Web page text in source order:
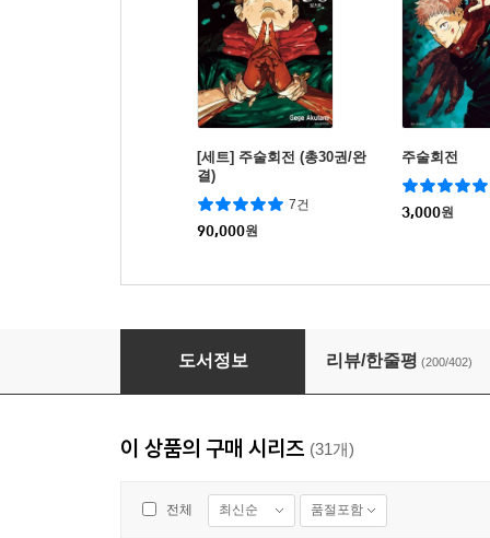
[세트] 주술회전 (총30권/완
결)
7건
90,000원
주술회전
3,000원
주술회전 02권
도서정보 리뷰/한줄평 (200/402)
이 상품의 구매 시리즈 (31개)
전체 최신순 품절포함